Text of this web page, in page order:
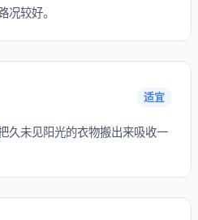
况较好。
适宜
久未见阳光的衣物搬出来吸收一